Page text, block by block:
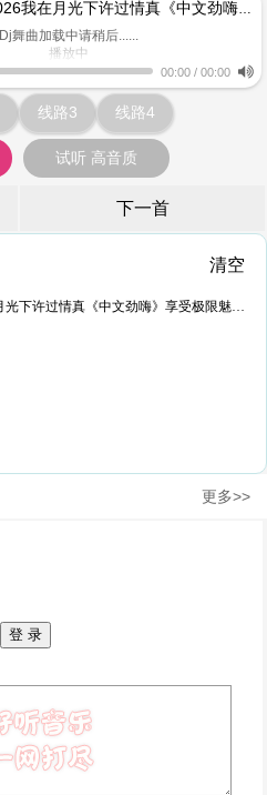
阳江DJ权仔【2026我在月光下许过情真《中文劲嗨》享受极限魅力车载大碟】
Dj舞曲加载中请稍后......
播放中
www.keiqu.com
00:00 / 00:00
线路3 线路4
试听 高音质
下一首
清空
1.阳江DJ权仔【2026我在月光下许过情真《中文劲嗨》享受极限魅力车载大碟】
更多>>